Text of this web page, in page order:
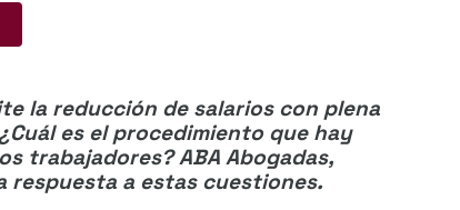
la reducción de salarios con plena
es el procedimiento que hay
trabajadores? ABA Abogadas,
respuesta a estas cuestiones.